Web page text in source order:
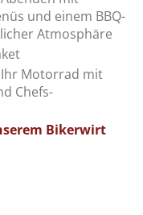
und einem BBQ-
Atmosphäre
Motorrad mit
Chefs-
Bikerwirt